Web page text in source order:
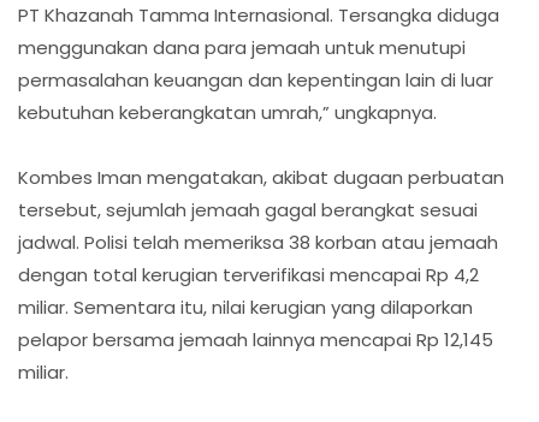
PT Khazanah Tamma Internasional. Tersangka diduga
menggunakan dana para jemaah untuk menutupi
permasalahan keuangan dan kepentingan lain di luar
kebutuhan keberangkatan umrah,” ungkapnya.
Kombes Iman mengatakan, akibat dugaan perbuatan
tersebut, sejumlah jemaah gagal berangkat sesuai
jadwal. Polisi telah memeriksa 38 korban atau jemaah
dengan total kerugian terverifikasi mencapai Rp 4,2
miliar. Sementara itu, nilai kerugian yang dilaporkan
pelapor bersama jemaah lainnya mencapai Rp 12,145
miliar.